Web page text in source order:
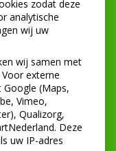
doen!
een gezonde
zodat deze
analytische
wij uw
wij samen met
externe
(Maps,
Vimeo,
Qualizorg,
Deze
uw IP-adres